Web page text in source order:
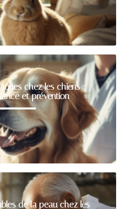
chez les chiens :
et prévention
de la peau chez les